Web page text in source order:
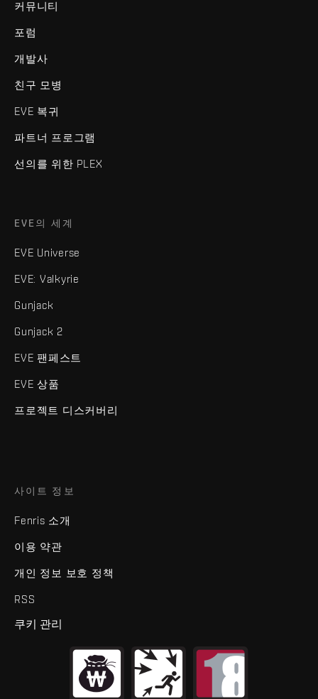
커뮤니티
포럼
개발사
친구 모병
EVE 복귀
파트너 프로그램
선의를 위한 PLEX
EVE의 세계
EVE Universe
EVE: Valkyrie
Gunjack
Gunjack 2
EVE 팬페스트
EVE 상품
프로젝트 디스커버리
사이트 정보
Fenris 소개
이용 약관
개인 정보 보호 정책
RSS
쿠키 관리